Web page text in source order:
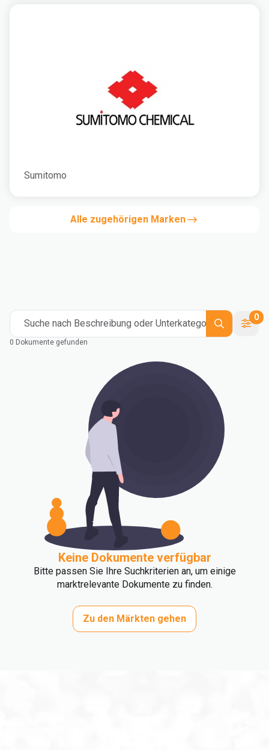
Sumitomo
Alle zugehörigen Marken
Suche nach Beschreibung oder Unterkategorie
0
0 Dokumente gefunden
Keine Dokumente verfügbar
Bitte passen Sie Ihre Suchkriterien an, um einige
marktrelevante Dokumente zu finden.
Zu den Märkten gehen